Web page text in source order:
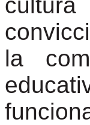
la